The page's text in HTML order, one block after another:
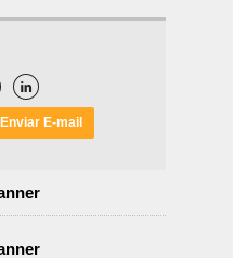

Enviar E-mail